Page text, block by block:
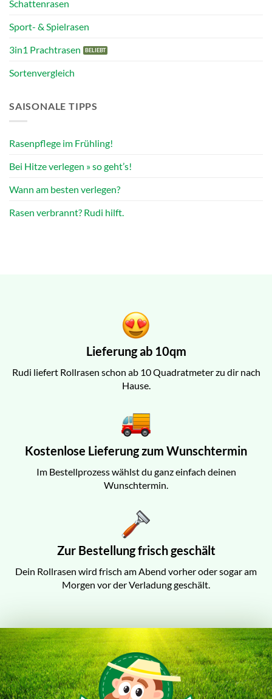
Schattenrasen
Sport- & Spielrasen
3in1 Prachtrasen
Sortenvergleich
SAISONALE TIPPS
Rasenpflege im Frühling!
Bei Hitze verlegen » so geht’s!
Wann am besten verlegen?
Rasen verbrannt? Rudi hilft.
Lieferung ab 10qm
Rudi liefert Rollrasen schon ab 10 Quadratmeter zu dir nach
Hause.
Kostenlose Lieferung zum Wunschtermin
Im Bestellprozess wählst du ganz einfach deinen
Wunschtermin.
Zur Bestellung frisch geschält
Dein Rollrasen wird frisch am Abend vorher oder sogar am
Morgen vor der Verladung geschält.